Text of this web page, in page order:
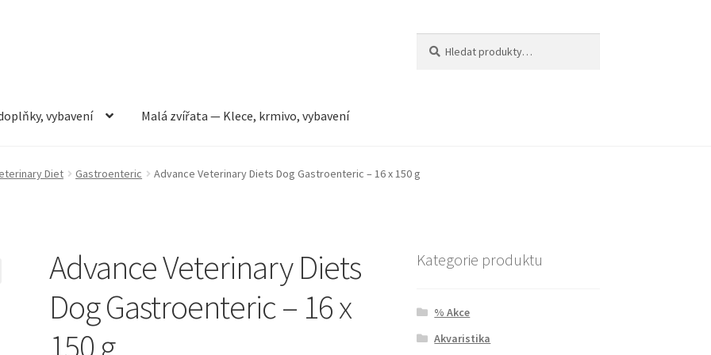
vybavení Malá zvířata — Klece, krmivo, vybavení
vybaveníMůj účet Obchod Pokladna Vše pro kočky
Diet Gastroenteric Advance Veterinary Diets Dog Gastroenteric – 16 x 150 g
Advance Veterinary Diets
Dog Gastroenteric – 16 x
150 g
Kategorie produktu
% Akce
Akvaristika